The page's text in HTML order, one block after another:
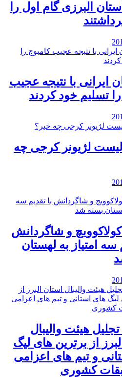
البرزی گام اول را
ایرانی با نتیجه عجیب
تسلیم خود کردند
لژیونر کرجی چه
کولاکوویچ و شاگردانش
سه امتیاز به لهستان
هیئت والیبال
از برترین های لیگ
و تیم های اعزامی
کشوری